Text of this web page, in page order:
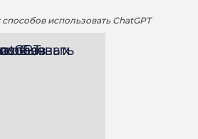
использовать ChatGPT